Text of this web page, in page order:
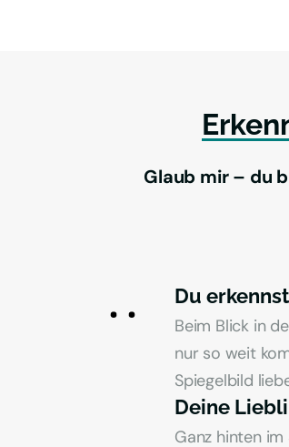
Glaub mir – du
Du
Beim Blick in
nur so weit
Spiegelbild
Deine
Ganz hinten